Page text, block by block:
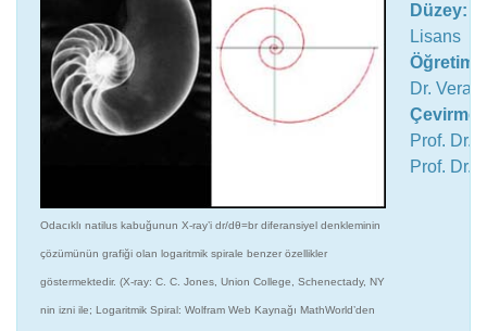
Düzey:
Lisans
Öğretim
Dr. Vera
Prof. Dr.
Prof. Dr.
Odacıklı natilus kabuğunun X-ray’i dr/dθ=br diferansiyel denkleminin
çözümünün grafiği olan logaritmik spirale benzer özellikler
göstermektedir. (X-ray: C. C. Jones, Union College, Schenectady, NY
nin izni ile; Logaritmik Spiral: Wolfram Web Kaynağı MathWorld’den